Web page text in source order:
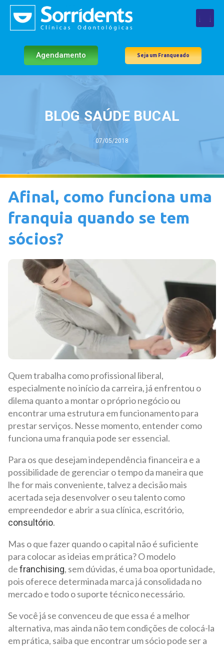
Agendamento Seja um Franqueado
BLOG SAÚDE BUCAL
07/05/2018
Afinal, como funciona uma
franquia quando se tem
sócios?
Quem trabalha como profissional liberal,
especialmente no início da carreira, já enfrentou o
dilema quanto a montar o próprio negócio ou
encontrar uma estrutura em funcionamento para
prestar serviços. Nesse momento, entender como
funciona uma franquia pode ser essencial.
Para os que desejam independência financeira e a
possibilidade de gerenciar o tempo da maneira que
lhe for mais conveniente, talvez a decisão mais
acertada seja desenvolver o seu talento como
empreendedor e abrir a sua clínica, escritório,
consultório.
Mas o que fazer quando o capital não é suficiente
para colocar as ideias em prática? O modelo
defranchising, sem dúvidas, é uma boa oportunidade,
pois oferece determinada marca já consolidada no
mercado e todo o suporte técnico necessário.
Se você já se convenceu de que essa é a melhor
alternativa, mas ainda não tem condições de colocá-la
em prática, saiba que encontrar um sócio pode ser a